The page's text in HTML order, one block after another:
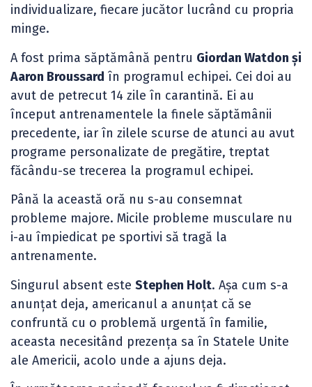
individualizare, fiecare jucător lucrând cu propria
minge.
A fost prima săptămână pentru Giordan Watdon și
Aaron Broussard în programul echipei. Cei doi au
avut de petrecut 14 zile în carantină. Ei au
început antrenamentele la finele săptămânii
precedente, iar în zilele scurse de atunci au avut
programe personalizate de pregătire, treptat
făcându-se trecerea la programul echipei.
Până la această oră nu s-au consemnat
probleme majore. Micile probleme musculare nu
i-au împiedicat pe sportivi să tragă la
antrenamente.
Singurul absent este Stephen Holt. Așa cum s-a
anunțat deja, americanul a anunțat că se
confruntă cu o problemă urgentă în familie,
aceasta necesitând prezența sa în Statele Unite
ale Americii, acolo unde a ajuns deja.